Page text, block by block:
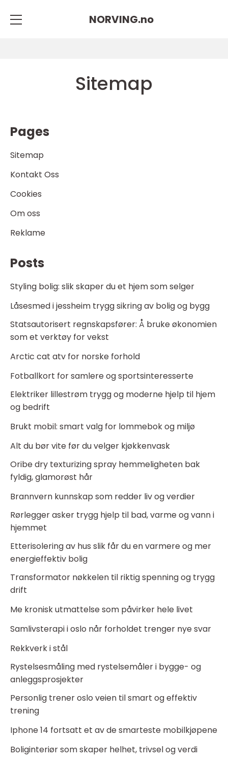
NORVING.no
Sitemap
Pages
Sitemap
Kontakt Oss
Cookies
Om oss
Reklame
Posts
Styling bolig: slik skaper du et hjem som selger
Låsesmed i jessheim trygg sikring av bolig og bygg
Statsautorisert regnskapsfører: Å bruke økonomien
som et verktøy for vekst
Arctic cat atv for norske forhold
Fotballkort for samlere og sportsinteresserte
Elektriker lillestrøm trygg og moderne hjelp til hjem
og bedrift
Brukt mobil: smart valg for lommebok og miljø
Alt du bør vite før du velger kjøkkenvask
Oribe dry texturizing spray hemmeligheten bak
fyldig, glamorøst hår
Brannvern kunnskap som redder liv og verdier
Rørlegger asker trygg hjelp til bad, varme og vann i
hjemmet
Etterisolering av hus slik får du en varmere og mer
energieffektiv bolig
Transformator nøkkelen til riktig spenning og trygg
drift
Me kronisk utmattelse som påvirker hele livet
Samlivsterapi i oslo når forholdet trenger nye svar
Rekkverk i stål
Rystelsesmåling med rystelsemåler i bygge- og
anleggsprosjekter
Personlig trener oslo veien til smart og effektiv
trening
Iphone 14 fortsatt et av de smarteste mobilkjøpene
Boliginteriør som skaper helhet, trivsel og verdi